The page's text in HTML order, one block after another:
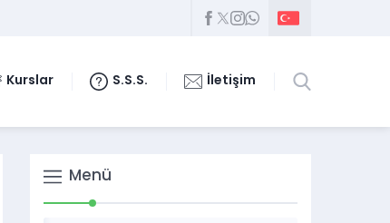
Kurslar S.S.S. İletişim
Menü